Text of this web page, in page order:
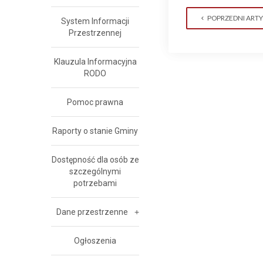
POPRZEDNI
System Informacji
Przestrzennej
Klauzula Informacyjna
RODO
Pomoc prawna
Raporty o stanie Gminy
Dostępność dla osób ze
szczególnymi
potrzebami
Dane przestrzenne
Ogłoszenia